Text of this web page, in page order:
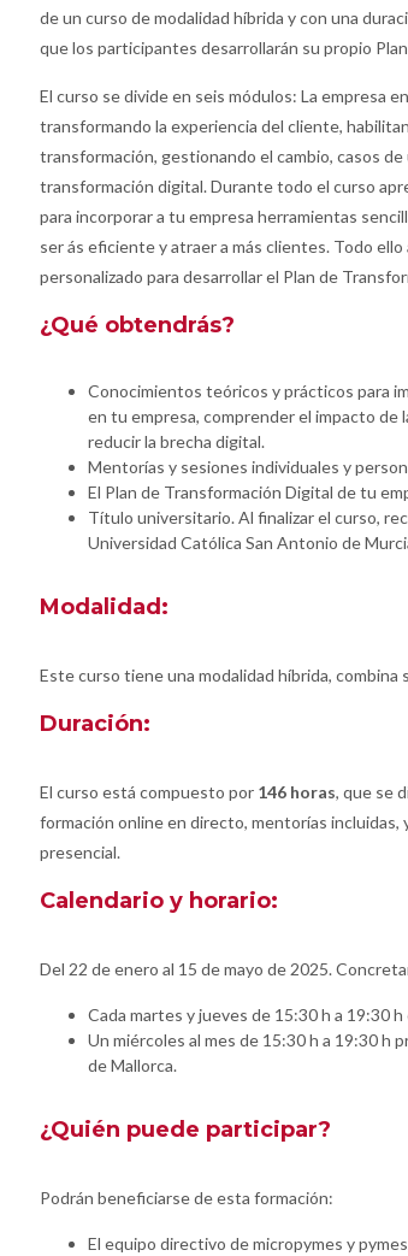
de un curso de modalidad híbrida y con una
que los participantes desarrollarán su propio
El curso se divide en seis módulos: La empresa
transformando la experiencia del cliente,
transformación, gestionando el cambio, casos
transformación digital. Durante todo el curso
para incorporar a tu empresa herramientas
ser ás eficiente y atraer a más clientes. Todo
personalizado para desarrollar el Plan de
¿Qué obtendrás?
Conocimientos teóricos y prácticos para
en tu empresa, comprender el impacto de
reducir la brecha digital.
Mentorías y sesiones individuales y
El Plan de Transformación Digital de tu
Título universitario. Al finalizar el curso,
Universidad Católica San Antonio de
Modalidad:
Este curso tiene una modalidad híbrida, combina
Duración:
El curso está compuesto por 146 horas, que se
formación online en directo, mentorías incluidas,
presencial.
Calendario y horario:
Del 22 de enero al 15 de mayo de 2025.
Cada martes y jueves de 15:30 h a 19:30 h
Un miércoles al mes de 15:30 h a 19:30 h
de Mallorca.
¿Quién puede participar?
Podrán beneficiarse de esta formación:
El equipo directivo de micropymes y